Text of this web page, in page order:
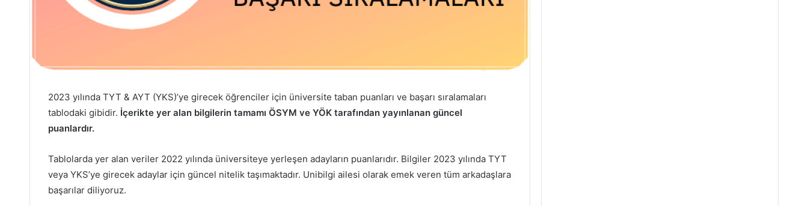
2023 yılında TYT & AYT (YKS)’ye girecek öğrenciler için üniversite taban puanları ve başarı sıralamaları
tablodaki gibidir. İçerikte yer alan bilgilerin tamamı ÖSYM ve YÖK tarafından yayınlanan güncel
puanlardır.
Tablolarda yer alan veriler 2022 yılında üniversiteye yerleşen adayların puanlarıdır. Bilgiler 2023 yılında TYT
veya YKS’ye girecek adaylar için güncel nitelik taşımaktadır. Unibilgi ailesi olarak emek veren tüm arkadaşlara
başarılar diliyoruz.